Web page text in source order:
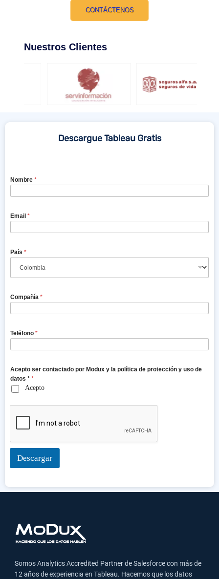
CONTÁCTENOS
Nuestros Clientes
Descargue Tableau Gratis
Nombre *
Email *
País *
Compañía *
Teléfono *
Acepto ser contactado por Modux y la política de protección y uso de
datos * *
Acepto
Descargar
Somos Analytics Accredited Partner de Salesforce con más de
12 años de experiencia en Tableau. Hacemos que los datos